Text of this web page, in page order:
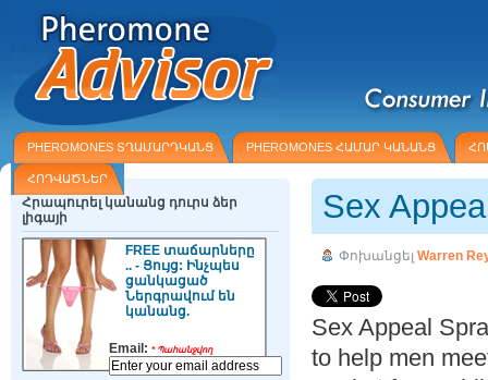
PHEROMONES ՏՂԱՄԱՐԴԿԱՆՑ PHEROMONES ՀԱՄԱՐ ԿԱՆԱՆՑ
ՀՈԴՎԱԾՆԵՐ
Sex
Փոխանցել Warren
Sex Appeal
to help men
Հրապուրել կանանց դուրս ձեր
լիգայի
FREE տաճարները
.. - Ցույց: Ինչպես
ցանկացած
Ներգրավում են
կանանց.
Email: *Պահանջվող